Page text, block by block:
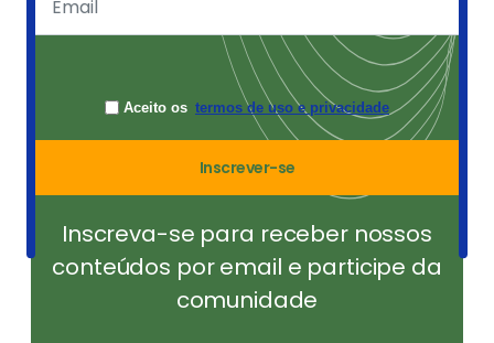
Aceito os termos de uso e privacidade
Inscrever-se
Inscreva-se para receber nossos
conteúdos por email e participe da
comunidade